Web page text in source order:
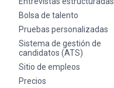
Bolsa de talento
Pruebas personalizadas
Sistema de gestión de
candidatos (ATS)
Sitio de empleos
Precios